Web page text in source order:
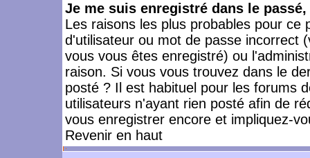
Je me suis enregistré dans le
Les raisons les plus probables pour
d'utilisateur ou mot de passe incorrect
vous vous êtes enregistré) ou
raison. Si vous vous trouvez dans le
posté ? Il est habituel pour les forums
utilisateurs n'ayant rien posté afin de
vous enregistrer encore et impliquez-
Revenir en haut